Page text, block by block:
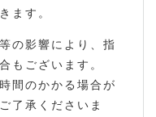
ます。
の影響により、指
もございます。
間のかかる場合が
了承くださいま